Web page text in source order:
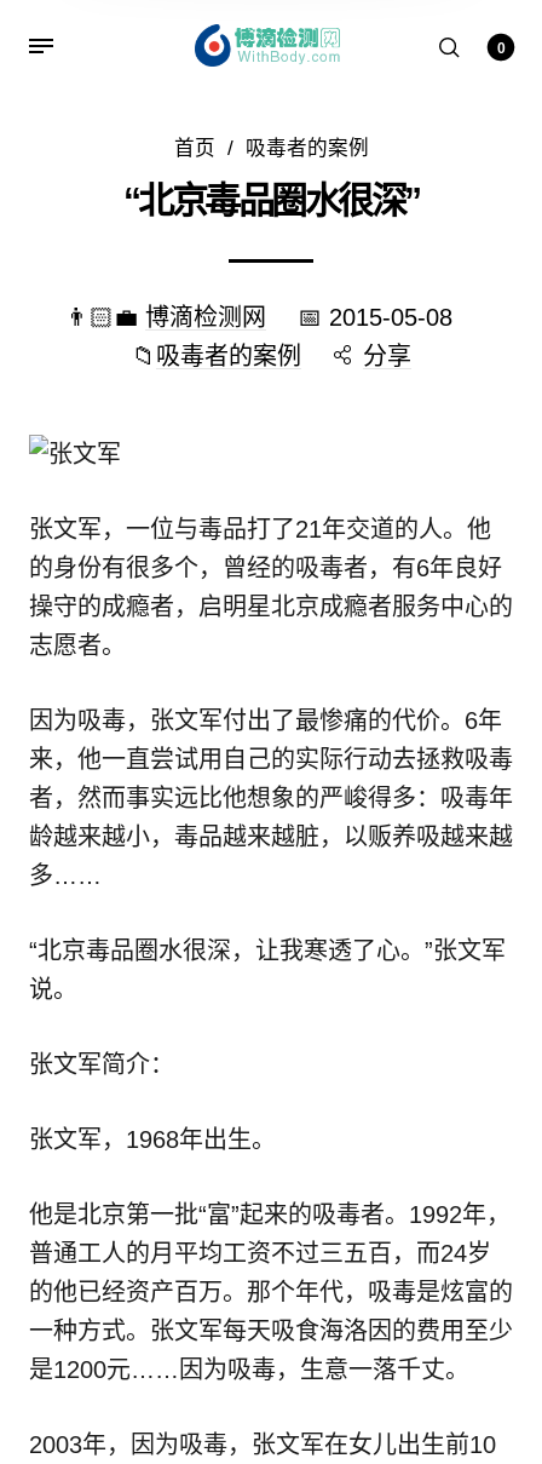
0
首页 / 吸毒者的案例
“北京毒品圈水很深”
👨🏻‍💼 博滴检测网 📅 2015-05-08
📁 吸毒者的案例 分享
张文军，一位与毒品打了21年交道的人。他
的身份有很多个，曾经的吸毒者，有6年良好
操守的成瘾者，启明星北京成瘾者服务中心的
志愿者。
因为吸毒，张文军付出了最惨痛的代价。6年
来，他一直尝试用自己的实际行动去拯救吸毒
者，然而事实远比他想象的严峻得多：吸毒年
龄越来越小，毒品越来越脏，以贩养吸越来越
多……
“北京毒品圈水很深，让我寒透了心。”张文军
说。
张文军简介：
张文军，1968年出生。
他是北京第一批“富”起来的吸毒者。1992年，
普通工人的月平均工资不过三五百，而24岁
的他已经资产百万。那个年代，吸毒是炫富的
一种方式。张文军每天吸食海洛因的费用至少
是1200元……因为吸毒，生意一落千丈。
2003年，因为吸毒，张文军在女儿出生前10